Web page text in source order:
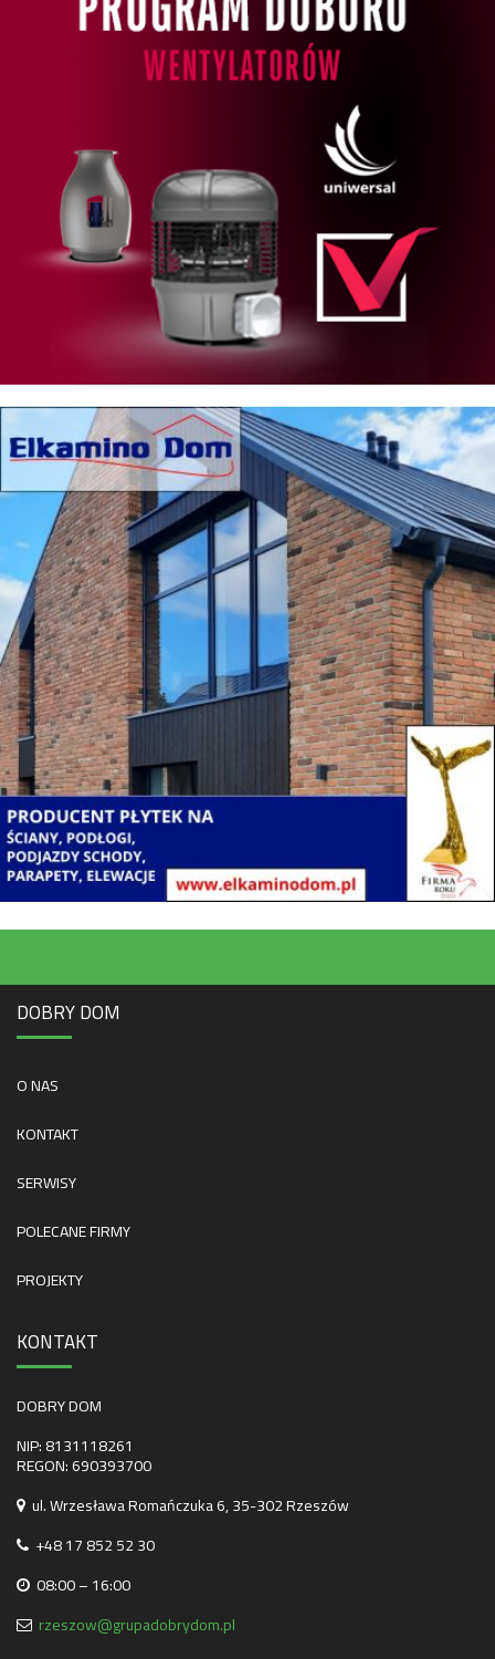
DOBRY DOM
O NAS
KONTAKT
SERWISY
POLECANE FIRMY
PROJEKTY
KONTAKT
DOBRY DOM
NIP: 8131118261
REGON: 690393700
ul. Wrzesława Romańczuka 6, 35-302 Rzeszów
+48 17 852 52 30
08:00 – 16:00
rzeszow@grupadobrydom.pl